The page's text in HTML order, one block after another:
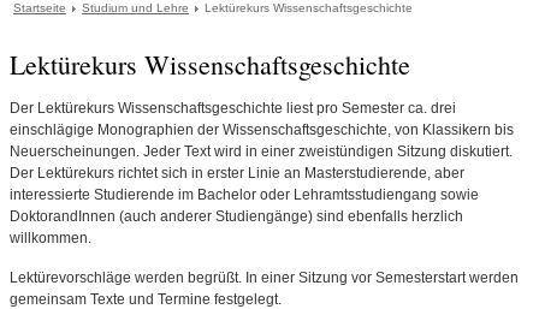
Startseite Studium und Lehre Lektürekurs Wissenschaftsgeschichte
Lektürekurs Wissenschaftsgeschichte
Der Lektürekurs Wissenschaftsgeschichte liest pro Semester ca. drei
einschlägige Monographien der Wissenschaftsgeschichte, von Klassikern bis
Neuerscheinungen. Jeder Text wird in einer zweistündigen Sitzung diskutiert.
Der Lektürekurs richtet sich in erster Linie an Masterstudierende, aber
interessierte Studierende im Bachelor oder Lehramtsstudiengang sowie
DoktorandInnen (auch anderer Studiengänge) sind ebenfalls herzlich
willkommen.
Lektürevorschläge werden begrüßt. In einer Sitzung vor Semesterstart werden
gemeinsam Texte und Termine festgelegt.